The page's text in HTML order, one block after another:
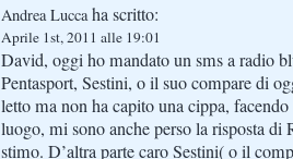
Andrea Luccaha scritto:
Aprile 1st, 2011 alle 19:01
David, oggi ho mandato un sms a radio
Pentasport, Sestini, o il suo compare di
letto ma non ha capito una cippa,
luogo, mi sono anche perso la risposta di
stimo. D’altra parte caro Sestini( o il